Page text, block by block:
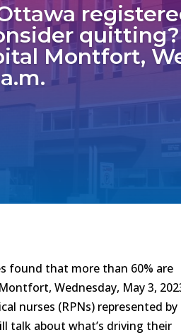
Montfort,
a.m.
found that more than 60% are
Wednesday, May 3,
nurses (RPNs) represented
talk about what’s driving their